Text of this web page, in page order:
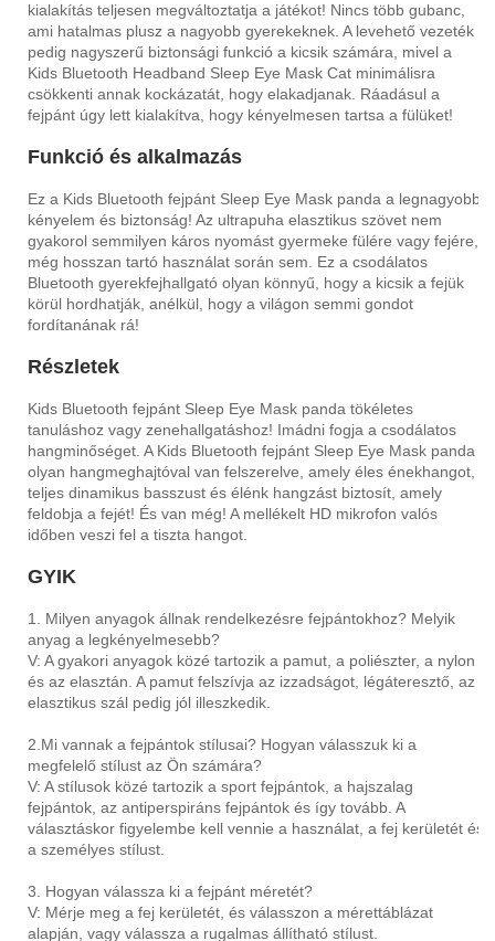
kialakítás teljesen megváltoztatja a játékot! Nincs több gubanc,
ami hatalmas plusz a nagyobb gyerekeknek. A levehető vezeték
pedig nagyszerű biztonsági funkció a kicsik számára, mivel a
Kids Bluetooth Headband Sleep Eye Mask Cat minimálisra
csökkenti annak kockázatát, hogy elakadjanak. Ráadásul a
fejpánt úgy lett kialakítva, hogy kényelmesen tartsa a fülüket!
Funkció és alkalmazás
Ez a Kids Bluetooth fejpánt Sleep Eye Mask panda a legnagyobb
kényelem és biztonság! Az ultrapuha elasztikus szövet nem
gyakorol semmilyen káros nyomást gyermeke fülére vagy fejére,
még hosszan tartó használat során sem. Ez a csodálatos
Bluetooth gyerekfejhallgató olyan könnyű, hogy a kicsik a fejük
körül hordhatják, anélkül, hogy a világon semmi gondot
fordítanának rá!
Részletek
Kids Bluetooth fejpánt Sleep Eye Mask panda tökéletes
tanuláshoz vagy zenehallgatáshoz! Imádni fogja a csodálatos
hangminőséget. A Kids Bluetooth fejpánt Sleep Eye Mask panda
olyan hangmeghajtóval van felszerelve, amely éles énekhangot,
teljes dinamikus basszust és élénk hangzást biztosít, amely
feldobja a fejét! És van még! A mellékelt HD mikrofon valós
időben veszi fel a tiszta hangot.
GYIK
1. Milyen anyagok állnak rendelkezésre fejpántokhoz? Melyik
anyag a legkényelmesebb?
V: A gyakori anyagok közé tartozik a pamut, a poliészter, a nylon
és az elasztán. A pamut felszívja az izzadságot, légáteresztő, az
elasztikus szál pedig jól illeszkedik.
2.Mi vannak a fejpántok stílusai? Hogyan válasszuk ki a
megfelelő stílust az Ön számára?
V: A stílusok közé tartozik a sport fejpántok, a hajszalag
fejpántok, az antiperspiráns fejpántok és így tovább. A
választáskor figyelembe kell vennie a használat, a fej kerületét és
a személyes stílust.
3. Hogyan válassza ki a fejpánt méretét?
V: Mérje meg a fej kerületét, és válasszon a mérettáblázat
alapján, vagy válassza a rugalmas állítható stílust.